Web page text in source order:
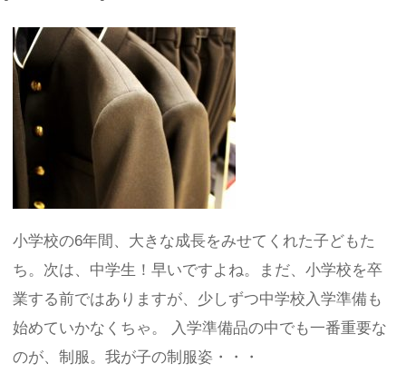
小学校の6年間、大きな成長をみせてくれた子どもた
ち。次は、中学生！早いですよね。まだ、小学校を卒
業する前ではありますが、少しずつ中学校入学準備も
始めていかなくちゃ。 入学準備品の中でも一番重要な
のが、制服。我が子の制服姿・・・